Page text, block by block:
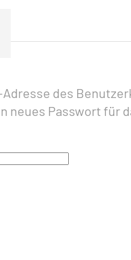
des
neues Passwort für